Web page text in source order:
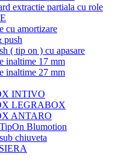
extractie partiala cu role
cu amortizare
push
( tip on ) cu apasare
inaltime 17 mm
inaltime 27 mm
INTIVO
LEGRABOX
ANTARO
Blumotion
chiuveta